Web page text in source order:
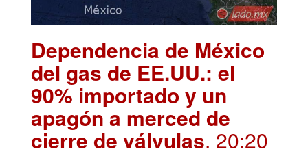
Dependencia de México
del gas de EE.UU.: el
90% importado y un
apagón a merced de
cierre de válvulas. 20:20